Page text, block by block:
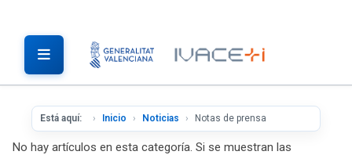
Está aquí: Inicio Noticias Notas de prensa
No hay artículos en esta categoría. Si se muestran las